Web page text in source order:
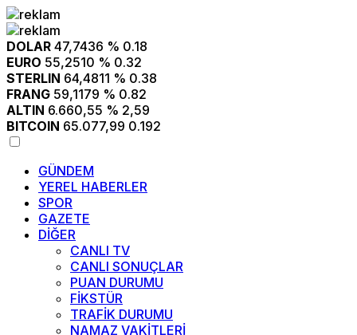
DOLAR 47,7436 % 0.18
EURO 55,2510 % 0.32
STERLIN 64,4811 % 0.38
FRANG 59,1179 % 0.82
ALTIN 6.660,55 % 2,59
BITCOIN 65.077,99 0.192
GÜNDEM
YEREL HABERLER
SPOR
GAZETE
DİĞER
CANLI TV
CANLI SONUÇLAR
PUAN DURUMU
FİKSTÜR
TRAFİK DURUMU
NAMAZ VAKİTLERİ